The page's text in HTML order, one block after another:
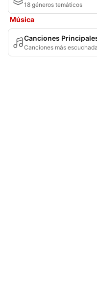
18 géneros temáticos
Música
Canciones
Canciones más